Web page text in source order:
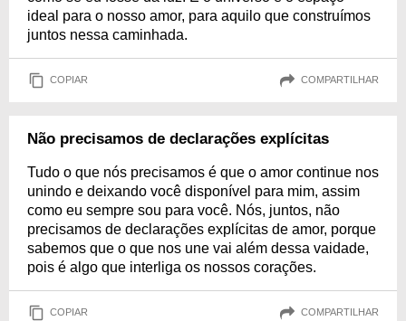
ideal para o nosso amor, para aquilo que construímos
juntos nessa caminhada.
COPIAR COMPARTILHAR
Não precisamos de declarações explícitas
Tudo o que nós precisamos é que o amor continue nos
unindo e deixando você disponível para mim, assim
como eu sempre sou para você. Nós, juntos, não
precisamos de declarações explícitas de amor, porque
sabemos que o que nos une vai além dessa vaidade,
pois é algo que interliga os nossos corações.
COPIAR COMPARTILHAR